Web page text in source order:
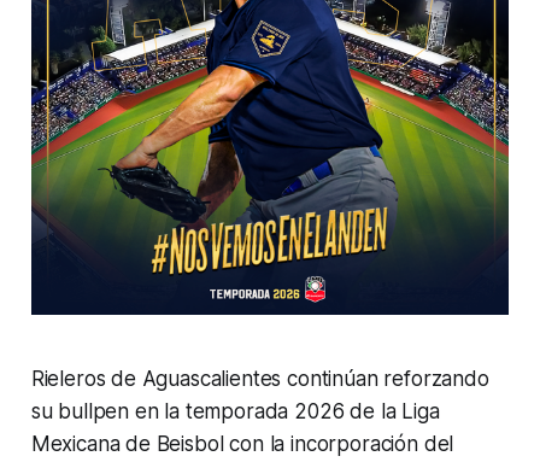
Rieleros de Aguascalientes continúan reforzando
su bullpen en la temporada 2026 de la Liga
Mexicana de Beisbol con la incorporación del